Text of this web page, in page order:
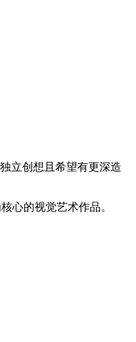
立创想且希望有更深造
心的视觉艺术作品。